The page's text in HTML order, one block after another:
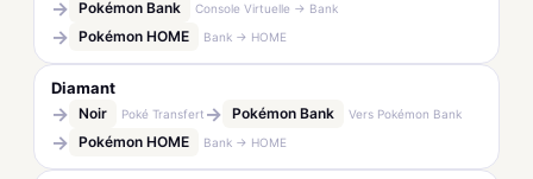
→ Pokémon Bank Console Virtuelle → Bank
→ Pokémon HOME Bank → HOME
Diamant
→ Noir Poké Transfert → Pokémon Bank Vers Pokémon Bank
→ Pokémon HOME Bank → HOME